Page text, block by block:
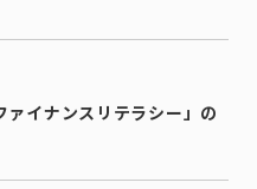
イナンスリテラシー」の